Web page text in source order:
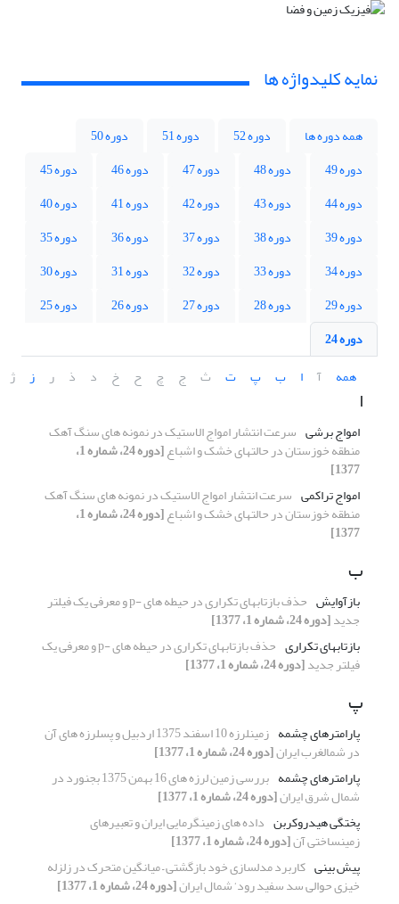
نمایه کلیدواژه ها
همه دوره ها دوره 52 دوره 51
دوره 50
دوره 49
دوره 48 دوره 47 دوره 46
دوره 45
دوره 44
دوره 43 دوره 42 دوره 41
دوره 40
دوره 39
دوره 38 دوره 37 دوره 36
دوره 35
دوره 34
دوره 33 دوره 32 دوره 31
دوره 30
دوره 29
دوره 28 دوره 27 دوره 26
دوره 25
دوره 24
همه
آ ا ب پ ت ث ج چ ح خ د ذ ر ز ژ
ا
امواج برشی سرعت انتشار امواج الاستیک در نمونه های سنگ آهک
منطقه خوزستان در حالتهای خشک و اشباع [دوره 24، شماره 1،
1377]
امواج تراکمی سرعت انتشار امواج الاستیک در نمونه های سنگ آهک
منطقه خوزستان در حالتهای خشک و اشباع [دوره 24، شماره 1،
1377]
ب
بازآوایش حذف بازتابهای تکراری در حیطه های -p و معرفی یک فیلتر
جدید[دوره 24، شماره 1، 1377]
بازتابهای تکراری
حذف بازتابهای تکراری در حیطه های -p و معرفی یک
فیلتر جدید[دوره 24، شماره 1، 1377]
پ
پارامترهای چشمه زمینلرزه 10 اسفند 1375 اردبیل و پسلرزه های آن
در شمالغرب ایران[دوره 24، شماره 1، 1377]
پارامترهای چشمه
بررسی زمین لرزه های 16 بهمن 1375 بجنورد در
شمال شرق ایران[دوره 24، شماره 1، 1377]
پختگی هیدروکربن داده های زمینگرمایی ایران و تعبیرهای
زمینساختی آن[دوره 24، شماره 1، 1377]
پیش بینی کاربرد مدلسازی خود بازگشتی – میانگین متحرک در زلزله
خیزی حوالی سد سفید رود‘ شمال ایران[دوره 24، شماره 1، 1377]